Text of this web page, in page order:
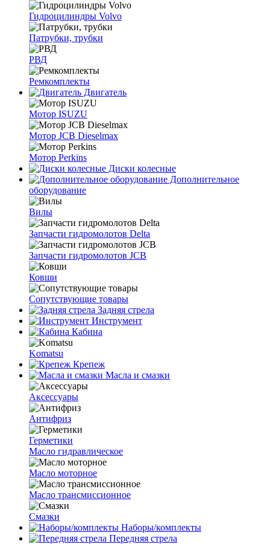
Гидроцилиндры Volvo
Патрубки, трубки
РВД
Ремкомплекты
Двигатель
Мотор ISUZU
Мотор JCB Dieselmax
Мотор Perkins
Диски колесные
Дополнительное
оборудование
Вилы
Запчасти гидромолотов Delta
Запчасти гидромолотов JCB
Ковши
Сопутствующие товары
Задняя стрела
Инструмент
Кабина
Komatsu
Крепеж
Масла и смазки
Аксессуары
Антифриз
Герметики
Масло гидравлическое
Масло моторное
Масло трансмиссионное
Смазки
Наборы/комплекты
Передняя стрела